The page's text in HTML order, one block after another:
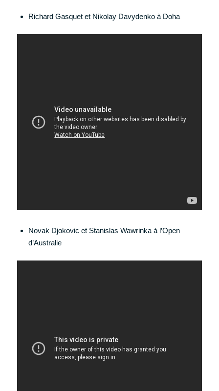
Richard Gasquet et Nikolay Davydenko à Doha
Novak Djokovic et Stanislas Wawrinka à l’Open
d’Australie